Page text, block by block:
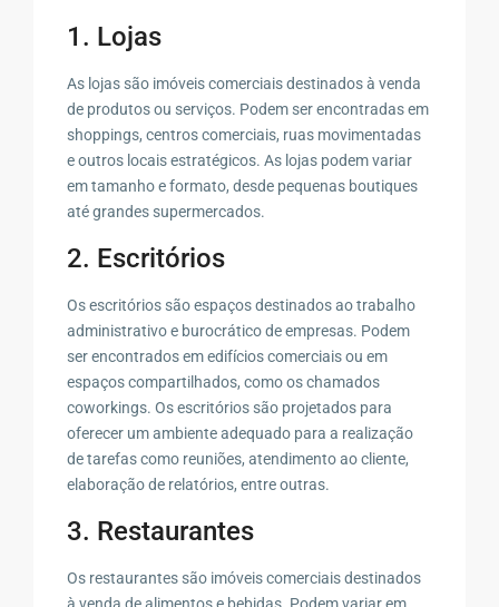
1. Lojas
As lojas são imóveis comerciais destinados à venda
de produtos ou serviços. Podem ser encontradas em
shoppings, centros comerciais, ruas movimentadas
e outros locais estratégicos. As lojas podem variar
em tamanho e formato, desde pequenas boutiques
até grandes supermercados.
2. Escritórios
Os escritórios são espaços destinados ao trabalho
administrativo e burocrático de empresas. Podem
ser encontrados em edifícios comerciais ou em
espaços compartilhados, como os chamados
coworkings. Os escritórios são projetados para
oferecer um ambiente adequado para a realização
de tarefas como reuniões, atendimento ao cliente,
elaboração de relatórios, entre outras.
3. Restaurantes
Os restaurantes são imóveis comerciais destinados